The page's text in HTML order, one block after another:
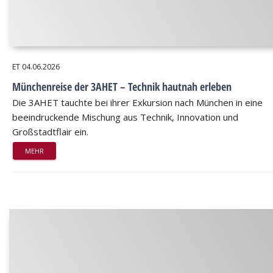
ET 04.06.2026
Münchenreise der 3AHET – Technik hautnah erleben
Die 3AHET tauchte bei ihrer Exkursion nach München in eine
beeindruckende Mischung aus Technik, Innovation und
Großstadtflair ein.
MEHR